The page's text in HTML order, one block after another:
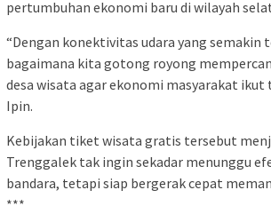
pertumbuhan ekonomi baru di wilayah
“Dengan konektivitas udara yang semakin
bagaimana kita gotong royong
desa wisata agar ekonomi masyarakat ikut
Ipin.
Kebijakan tiket wisata gratis tersebut
Trenggalek tak ingin sekadar menunggu
bandara, tetapi siap bergerak cepat
***